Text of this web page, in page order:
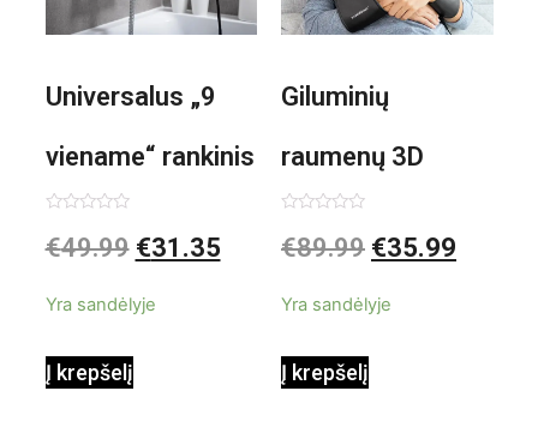
Universalus „9
viename“ rankinis
garintuvas su
0,35 L 3 Bar
0
iš
€49.99 €31.35
Yra sandėlyje
Į krepšelį
Giluminių
raumenų 3D
elektrinis
Shiatsu
0
iš
€89.99 €35.99
Yra sandėlyje
Į krepšelį